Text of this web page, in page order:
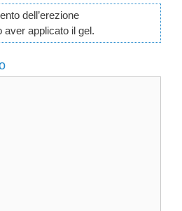
dell’erezione
aver applicato il gel.